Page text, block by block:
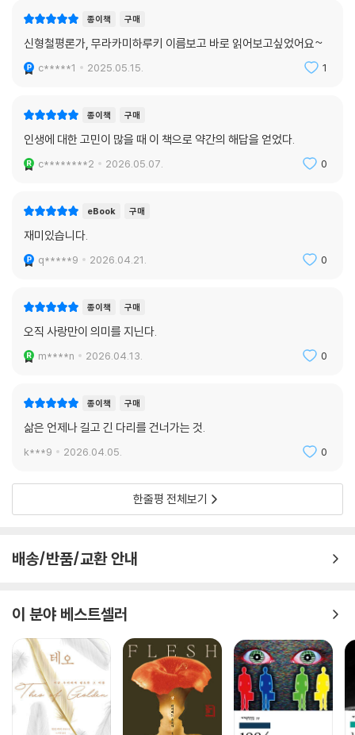
종이책 구매
신형철평론가, 무라카미하루키 이름보고 바로 읽어보고싶었어요~
c*****1 2025.05.15. 1
종이책 구매
인생에 대한 고민이 많을 때 이 책으로 약간의 해답을 얻었다.
c********2 2026.05.07. 0
eBook 구매
재미있습니다.
q*****9 2026.04.21. 0
종이책 구매
오직 사랑만이 의미를 지닌다.
m****n 2026.04.13. 0
종이책 구매
삶은 언제나 길고 긴 다리를 건너가는 것.
k***9 2026.04.05. 0
한줄평 전체보기
배송/반품/교환 안내
이 분야 베스트셀러